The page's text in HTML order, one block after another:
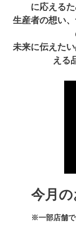
に応える
生産者の想い
未来に伝えた
える
今月
※一部店舗で